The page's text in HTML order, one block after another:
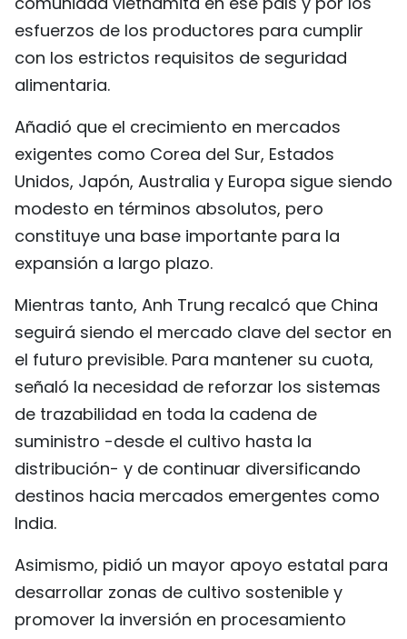
esfuerzos de los productores para cumplir
con los estrictos requisitos de seguridad
alimentaria.
Añadió que el crecimiento en mercados
exigentes como Corea del Sur, Estados
Unidos, Japón, Australia y Europa sigue siendo
modesto en términos absolutos, pero
constituye una base importante para la
expansión a largo plazo.
Mientras tanto, Anh Trung recalcó que China
seguirá siendo el mercado clave del sector en
el futuro previsible. Para mantener su cuota,
señaló la necesidad de reforzar los sistemas
de trazabilidad en toda la cadena de
suministro -desde el cultivo hasta la
distribución- y de continuar diversificando
destinos hacia mercados emergentes como
India.
Asimismo, pidió un mayor apoyo estatal para
desarrollar zonas de cultivo sostenible y
promover la inversión en procesamiento